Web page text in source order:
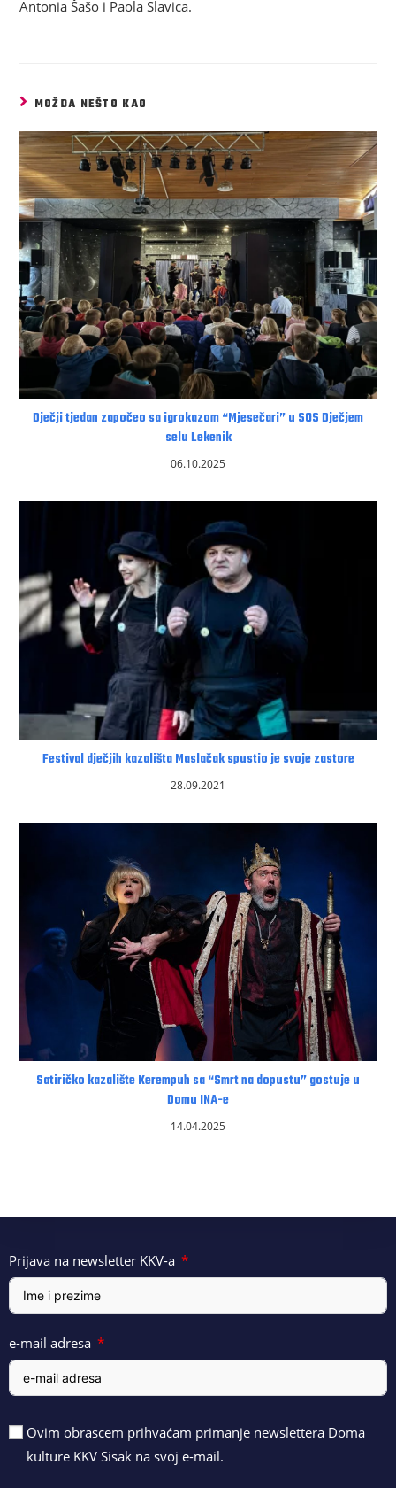
Antonia Šašo i Paola Slavica.
MOŽDA NEŠTO KAO
Dječji tjedan započeo sa igrokazom “Mjesečari” u SOS Dječjem
selu Lekenik
06.10.2025
Festival dječjih kazališta Maslačak spustio je svoje zastore
28.09.2021
Satiričko kazalište Kerempuh sa “Smrt na dopustu” gostuje u
Domu INA-e
14.04.2025
Prijava na newsletter KKV-a
e-mail adresa
Ovim obrascem prihvaćam primanje newslettera Doma
kulture KKV Sisak na svoj e-mail.